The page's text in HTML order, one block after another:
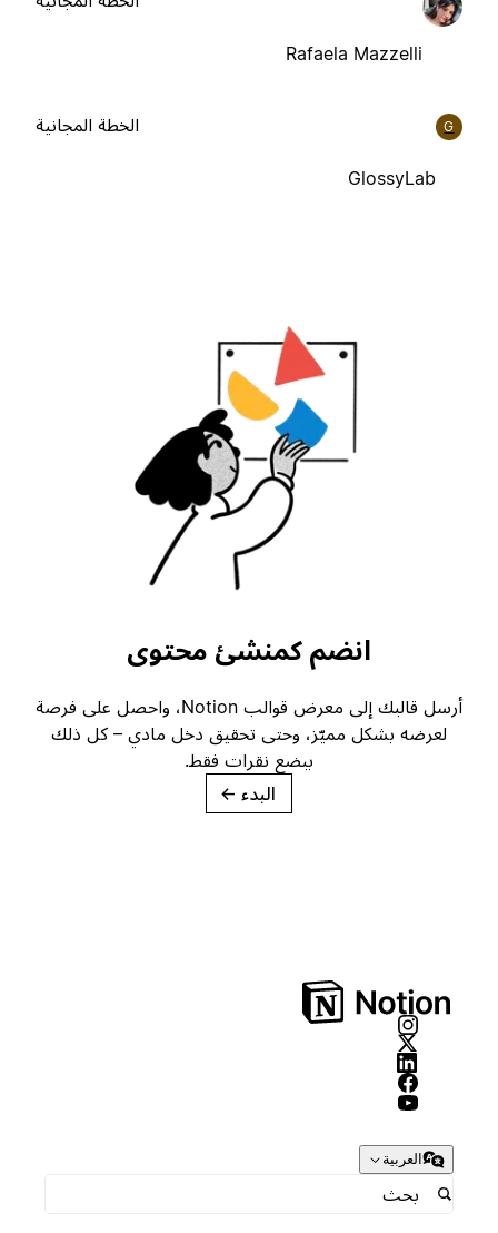
Rafaela Mazzelli
GlossyLab
الخطة المجانية
انضم كمنشئ محتوى
أرسل قالبك إلى معرض قوالب Notion، واحصل على فرصة
لعرضه بشكل مميّز، وحتى تحقيق دخل مادي – كل ذلك
ببضع نقرات فقط.
→
العربية